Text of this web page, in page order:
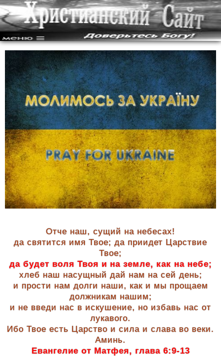
Отче наш, сущий на небесах!
да святится имя Твое; да приидет Царствие
Твое;
да будет воля Твоя и на земле, как на небе;
хлеб наш насущный дай нам на сей день;
и прости нам долги наши, как и мы прощаем
должникам нашим;
и не введи нас в искушение, но избавь нас от
лукавого.
Ибо Твое есть Царство и сила и слава во веки.
Аминь.
Евангелие от Матфея, глава 6:9-13